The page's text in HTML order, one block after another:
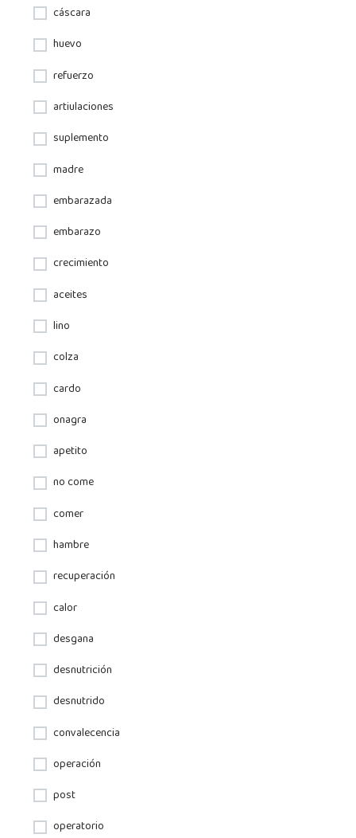
cáscara
huevo
refuerzo
artiulaciones
suplemento
madre
embarazada
embarazo
crecimiento
aceites
lino
colza
cardo
onagra
apetito
no come
comer
hambre
recuperación
calor
desgana
desnutrición
desnutrido
convalecencia
operación
post
operatorio